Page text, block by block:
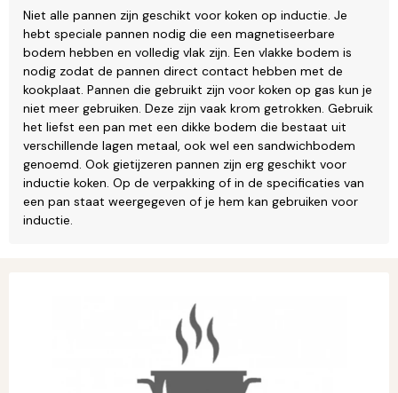
Niet alle pannen zijn geschikt voor koken op inductie. Je
hebt speciale pannen nodig die een magnetiseerbare
bodem hebben en volledig vlak zijn. Een vlakke bodem is
nodig zodat de pannen direct contact hebben met de
kookplaat. Pannen die gebruikt zijn voor koken op gas kun je
niet meer gebruiken. Deze zijn vaak krom getrokken. Gebruik
het liefst een pan met een dikke bodem die bestaat uit
verschillende lagen metaal, ook wel een sandwichbodem
genoemd. Ook gietijzeren pannen zijn erg geschikt voor
inductie koken. Op de verpakking of in de specificaties van
een pan staat weergegeven of je hem kan gebruiken voor
inductie.